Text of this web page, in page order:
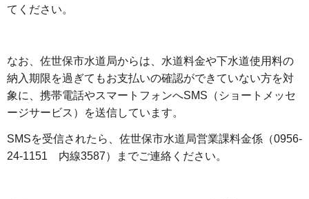
てください。
なお、佐世保市水道局からは、水道料金や下水道使用料の
納入期限を過ぎてもお支払いの確認ができていない方を対
象に、携帯電話やスマートフォンへSMS（ショートメッセ
ージサービス）を送信しています。
SMSを受信されたら、佐世保市水道局営業課料金係（0956-
24-1151
内線3587）までご連絡ください。